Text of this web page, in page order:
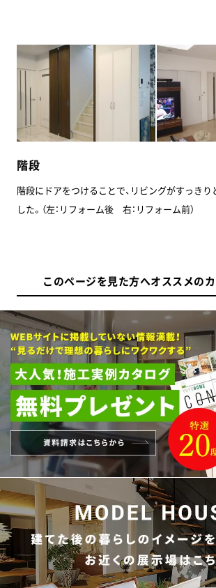
階段
階段にドアをつけることで、リビングがすっき
した。（左：リフォーム後 右：リフォーム前）
このページを見た方へオススメの